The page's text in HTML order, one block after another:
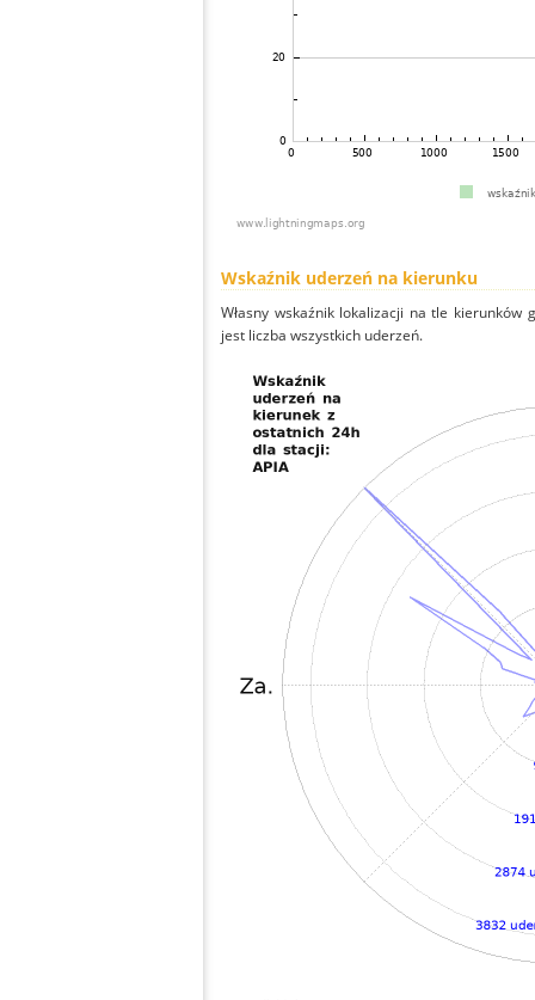
Wskaźnik uderzeń na kierunku
Własny wskaźnik lokalizacji na tle
jest liczba wszystkich uderzeń.